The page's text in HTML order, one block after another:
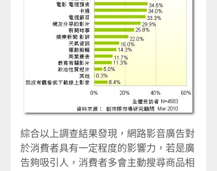
綜合以上調查結果發現，網路影音廣告對
於消費者具有一定程度的影響力，若是廣
告夠吸引人，消費者多會主動搜尋商品相